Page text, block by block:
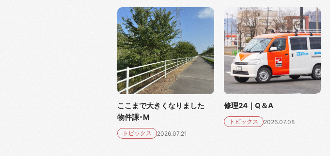
ここまで大きくなりました
物件課・M
トピックス 2026.07.21
修理24｜Q＆A
トピックス 2026.07.08